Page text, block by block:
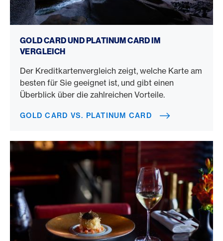
GOLD CARD UND PLATINUM CARD IM
VERGLEICH
Der Kreditkartenvergleich zeigt, welche Karte am
besten für Sie geeignet ist, und gibt einen
Überblick über die zahlreichen Vorteile.
GOLD CARD VS. PLATINUM CARD